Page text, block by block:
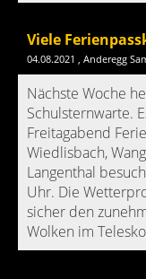
04.08.2021 , Anderegg
Nächste Woche
Schulsternwarte.
Freitagabend
Wiedlisbach,
Langenthal
Uhr. Die
sicher den
Wolken im